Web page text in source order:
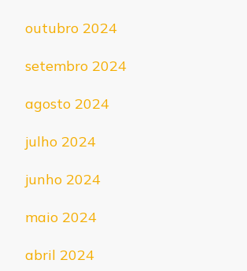
outubro 2024
setembro 2024
agosto 2024
julho 2024
junho 2024
maio 2024
abril 2024